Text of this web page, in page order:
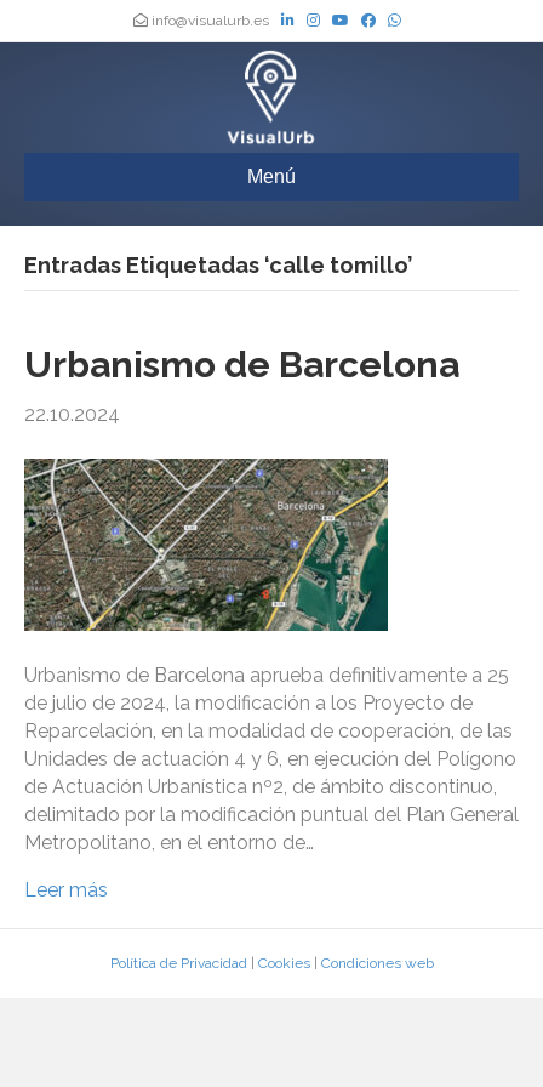
info@visualurb.es
Menú
Entradas Etiquetadas ‘calle tomillo’
Urbanismo de Barcelona
22.10.2024
Urbanismo de Barcelona aprueba definitivamente a 25
de julio de 2024, la modificación a los Proyecto de
Reparcelación, en la modalidad de cooperación, de las
Unidades de actuación 4 y 6, en ejecución del Polígono
de Actuación Urbanística nº2, de ámbito discontinuo,
delimitado por la modificación puntual del Plan General
Metropolitano, en el entorno de…
Leer más
Política de Privacidad| Cookies| Condiciones web